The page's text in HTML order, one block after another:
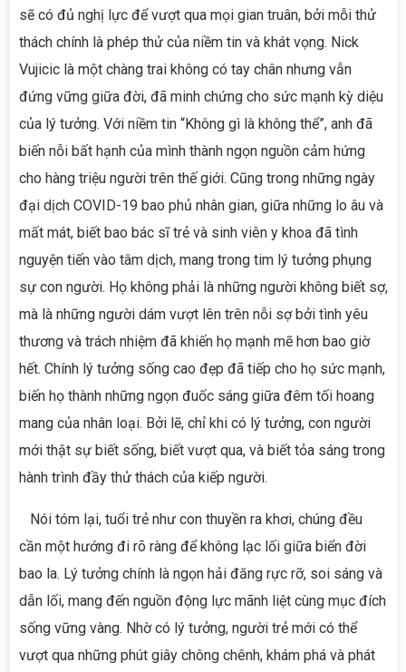
sẽ có đủ nghị lực để vượt qua mọi gian truân, bởi mỗi thử
thách chính là phép thử của niềm tin và khát vọng. Nick
Vujicic là một chàng trai không có tay chân nhưng vẫn
đứng vững giữa đời, đã minh chứng cho sức mạnh kỳ diệu
của lý tưởng. Với niềm tin “Không gì là không thể”, anh đã
biến nỗi bất hạnh của mình thành ngọn nguồn cảm hứng
cho hàng triệu người trên thế giới. Cũng trong những ngày
đại dịch COVID-19 bao phủ nhân gian, giữa những lo âu và
mất mát, biết bao bác sĩ trẻ và sinh viên y khoa đã tình
nguyện tiến vào tâm dịch, mang trong tim lý tưởng phụng
sự con người. Họ không phải là những người không biết sợ,
mà là những người dám vượt lên trên nỗi sợ bởi tình yêu
thương và trách nhiệm đã khiến họ mạnh mẽ hơn bao giờ
hết. Chính lý tưởng sống cao đẹp đã tiếp cho họ sức mạnh,
biến họ thành những ngọn đuốc sáng giữa đêm tối hoang
mang của nhân loại. Bởi lẽ, chỉ khi có lý tưởng, con người
mới thật sự biết sống, biết vượt qua, và biết tỏa sáng trong
hành trình đầy thử thách của kiếp người.
Nói tóm lại, tuổi trẻ như con thuyền ra khơi, chúng đều
cần một hướng đi rõ ràng để không lạc lối giữa biển đời
bao la. Lý tưởng chính là ngọn hải đăng rực rỡ, soi sáng và
dẫn lối, mang đến nguồn động lực mãnh liệt cùng mục đích
sống vững vàng. Nhờ có lý tưởng, người trẻ mới có thể
vượt qua những phút giây chông chênh, khám phá và phát